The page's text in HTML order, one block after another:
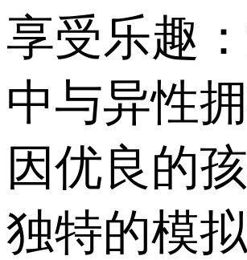
享受乐趣
中与异性
因优良的孩
独特的模